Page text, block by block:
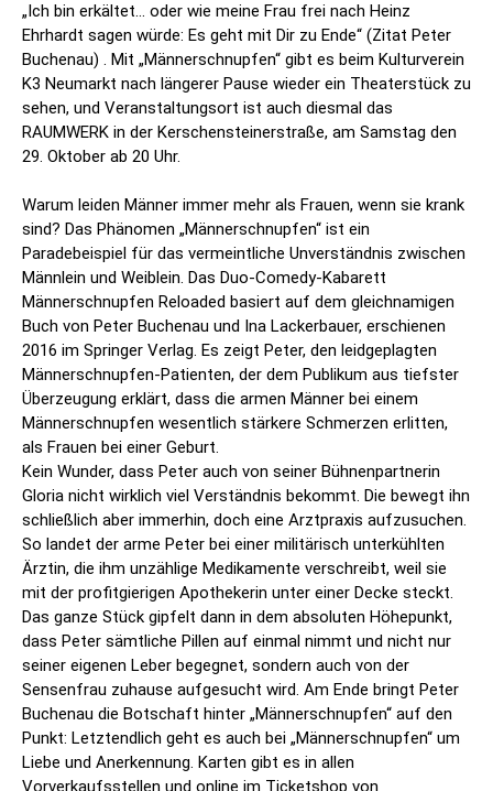
„Ich bin erkältet… oder wie meine Frau frei nach Heinz
Ehrhardt sagen würde: Es geht mit Dir zu Ende“ (Zitat Peter
Buchenau) . Mit „Männerschnupfen“ gibt es beim Kulturverein
K3 Neumarkt nach längerer Pause wieder ein Theaterstück zu
sehen, und Veranstaltungsort ist auch diesmal das
RAUMWERK in der Kerschensteinerstraße, am Samstag den
29. Oktober ab 20 Uhr.
Warum leiden Männer immer mehr als Frauen, wenn sie krank
sind? Das Phänomen „Männerschnupfen“ ist ein
Paradebeispiel für das vermeintliche Unverständnis zwischen
Männlein und Weiblein. Das Duo-Comedy-Kabarett
Männerschnupfen Reloaded basiert auf dem gleichnamigen
Buch von Peter Buchenau und Ina Lackerbauer, erschienen
2016 im Springer Verlag. Es zeigt Peter, den leidgeplagten
Männerschnupfen-Patienten, der dem Publikum aus tiefster
Überzeugung erklärt, dass die armen Männer bei einem
Männerschnupfen wesentlich stärkere Schmerzen erlitten,
als Frauen bei einer Geburt.
Kein Wunder, dass Peter auch von seiner Bühnenpartnerin
Gloria nicht wirklich viel Verständnis bekommt. Die bewegt ihn
schließlich aber immerhin, doch eine Arztpraxis aufzusuchen.
So landet der arme Peter bei einer militärisch unterkühlten
Ärztin, die ihm unzählige Medikamente verschreibt, weil sie
mit der profitgierigen Apothekerin unter einer Decke steckt.
Das ganze Stück gipfelt dann in dem absoluten Höhepunkt,
dass Peter sämtliche Pillen auf einmal nimmt und nicht nur
seiner eigenen Leber begegnet, sondern auch von der
Sensenfrau zuhause aufgesucht wird. Am Ende bringt Peter
Buchenau die Botschaft hinter „Männerschnupfen“ auf den
Punkt: Letztendlich geht es auch bei „Männerschnupfen“ um
Liebe und Anerkennung. Karten gibt es in allen
Vorverkaufsstellen und online im Ticketshop von